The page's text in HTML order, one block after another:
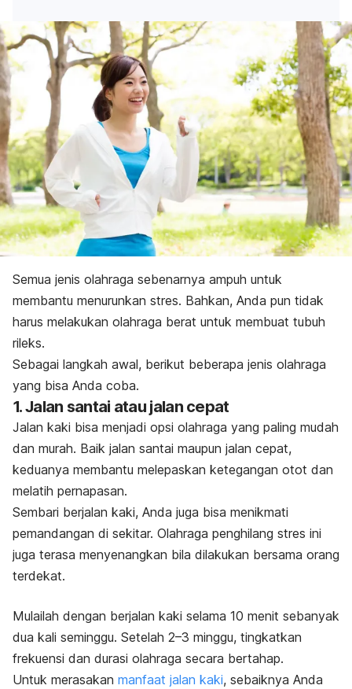
Semua jenis olahraga sebenarnya ampuh untuk
membantu menurunkan stres. Bahkan, Anda pun tidak
harus melakukan olahraga berat untuk membuat tubuh
rileks.
Sebagai langkah awal, berikut beberapa jenis olahraga
yang bisa Anda coba.
1. Jalan santai atau jalan cepat
Jalan kaki bisa menjadi opsi olahraga yang paling mudah
dan murah. Baik jalan santai maupun jalan cepat,
keduanya membantu melepaskan ketegangan otot dan
melatih pernapasan.
Sembari berjalan kaki, Anda juga bisa menikmati
pemandangan di sekitar. Olahraga penghilang stres ini
juga terasa menyenangkan bila dilakukan bersama orang
terdekat.
Mulailah dengan berjalan kaki selama 10 menit sebanyak
dua kali seminggu. Setelah 2–3 minggu, tingkatkan
frekuensi dan durasi olahraga secara bertahap.
Untuk merasakan manfaat jalan kaki, sebaiknya Anda